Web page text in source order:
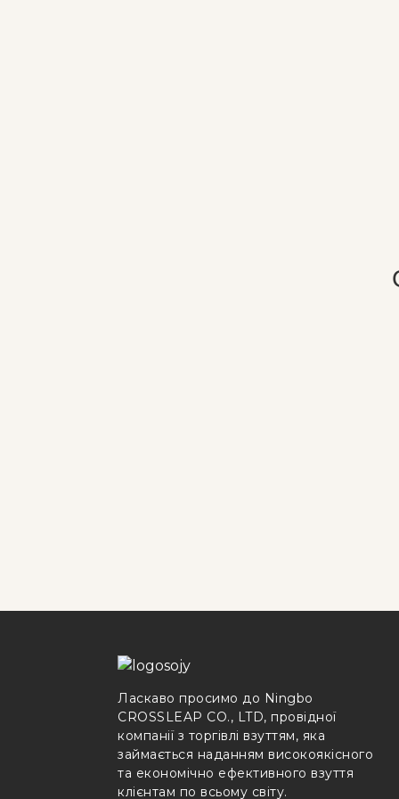
Ласкаво просимо до Ningbo
CROSSLEAP CO., LTD, провідної
компанії з торгівлі взуттям, яка
займається наданням високоякісного
та економічно ефективного взуття
клієнтам по всьому світу.